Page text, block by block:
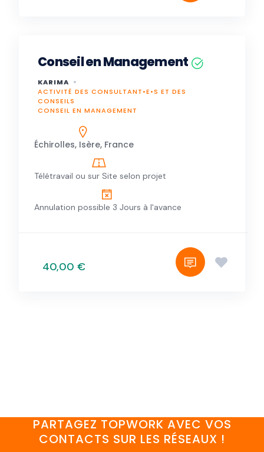
Conseil en Management
KARIMA
ACTIVITÉ DES CONSULTANT•E•S ET DES
CONSEILS
CONSEIL EN MANAGEMENT
Échirolles, Isère, France
Télétravail ou sur Site selon projet
Annulation possible 3 Jours à l'avance
40,00 €
PARTAGEZ TOPWORK AVEC VOS
CONTACTS SUR LES RÉSEAUX !